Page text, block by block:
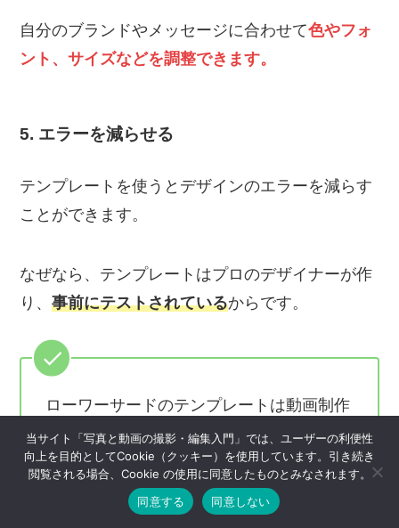
自分のブランドやメッセージに合わせて色やフォ
ント、サイズなどを調整できます。
5. エラーを減らせる
テンプレートを使うとデザインのエラーを減らす
ことができます。
なぜなら、テンプレートはプロのデザイナーが作
り、事前にテストされているからです。
ローワーサードのテンプレートは動画制作
においてとても役立つツール。使うことを
強くおすすめします。
当サイト「写真と動画の撮影・編集入門」では、ユーザーの利便性
向上を目的としてCookie（クッキー）を使用しています。引き続き
閲覧される場合、Cookie の使用に同意したものとみなされます。
同意する
同意しない